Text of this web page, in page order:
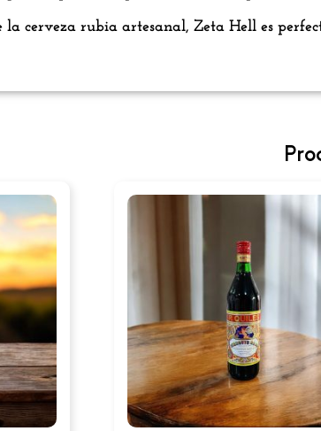
la cerveza rubia artesanal, Zeta Hell es